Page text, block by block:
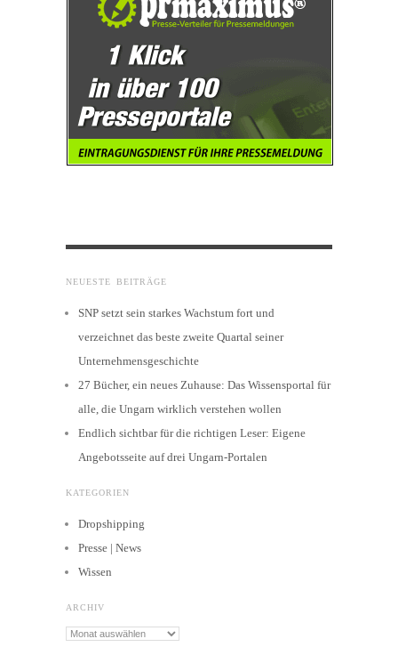
NEUESTE BEITRÄGE
SNP setzt sein starkes Wachstum fort und
verzeichnet das beste zweite Quartal seiner
Unternehmensgeschichte
27 Bücher, ein neues Zuhause: Das Wissensportal für
alle, die Ungarn wirklich verstehen wollen
Endlich sichtbar für die richtigen Leser: Eigene
Angebotsseite auf drei Ungarn-Portalen
KATEGORIEN
Dropshipping
Presse | News
Wissen
ARCHIV
Archiv